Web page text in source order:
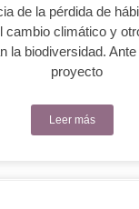
de la pérdida de
cambio climático y
la biodiversidad.
proyecto
Leer más